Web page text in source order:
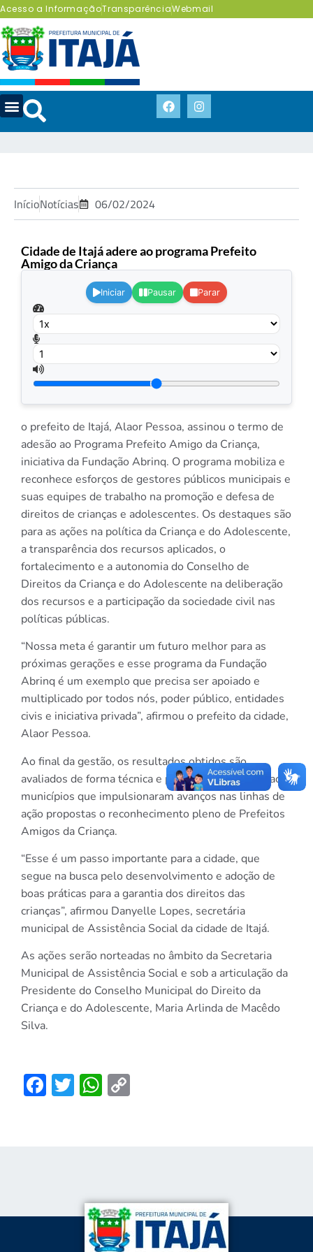
Acesso a InformaçãoTransparênciaWebmail
InícioNotícias 06/02/2024
Cidade de Itajá adere ao programa Prefeito
Amigo da Criança
Iniciar Pausar Parar
o prefeito de Itajá, Alaor Pessoa, assinou o termo de
adesão ao Programa Prefeito Amigo da Criança,
iniciativa da Fundação Abrinq. O programa mobiliza e
reconhece esforços de gestores públicos municipais e
suas equipes de trabalho na promoção e defesa de
direitos de crianças e adolescentes. Os destaques são
para as ações na política da Criança e do Adolescente,
a transparência dos recursos aplicados, o
fortalecimento e a autonomia do Conselho de
Direitos da Criança e do Adolescente na deliberação
dos recursos e a participação da sociedade civil nas
políticas públicas.
“Nossa meta é garantir um futuro melhor para as
próximas gerações e esse programa da Fundação
Abrinq é um exemplo que precisa ser apoiado e
multiplicado por todos nós, poder público, entidades
civis e iniciativa privada”, afirmou o prefeito da cidade,
Alaor Pessoa.
Ao final da gestão, os resultados obtidos são
avaliados de forma técnica e política, concedendo aos
municípios que impulsionaram avanços nas linhas de
ação propostas o reconhecimento pleno de Prefeitos
Amigos da Criança.
“Esse é um passo importante para a cidade, que
segue na busca pelo desenvolvimento e adoção de
boas práticas para a garantia dos direitos das
crianças”, afirmou Danyelle Lopes, secretária
municipal de Assistência Social da cidade de Itajá.
As ações serão norteadas no âmbito da Secretaria
Municipal de Assistência Social e sob a articulação da
Presidente do Conselho Municipal do Direito da
Criança e do Adolescente, Maria Arlinda de Macêdo
Silva.
Facebook
TwitterWhatsApp